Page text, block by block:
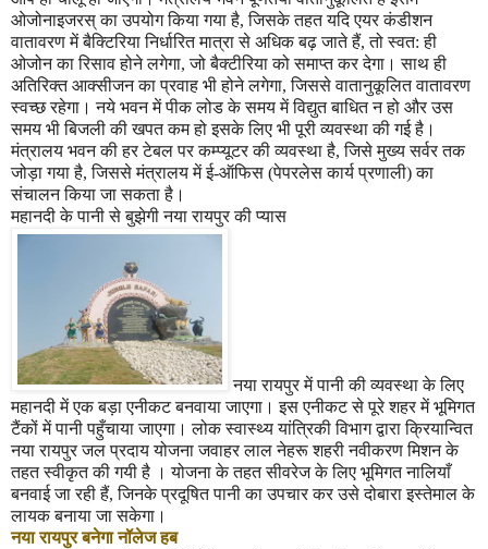
ओजोनाइजरस् का उपयोग किया गया है,जिसके तहत यदि एयर कंडीशन
वातावरण में बैक्टिरिया निर्धारित मात्रा से अधिक बढ़ जाते हैं,तो स्वत: ही
ओजोन का रिसाव होने लगेगा,जो बैक्टीरिया को समाप्त कर देगा। साथ ही
अतिरिक्त आक्सीजन का प्रवाह भी होने लगेगा,जिससे वातानुकूलित वातावरण
स्वच्छ रहेगा। नये भवन में पीक लोड के समय में विद्युत बाधित न हो और उस
समय भी बिजली की खपत कम हो इसके लिए भी पूरी व्यवस्था की गई है।
मंत्रालय भवन की हर टेबल पर कम्प्यूटर की व्यवस्था है,जिसे मुख्य सर्वर तक
जोड़ा गया है,जिससे मंत्रालय में ई-ऑफिस (पेपरलेस कार्य प्रणाली) का
संचालन किया जा सकता है।
महानदी के पानी से बुझेगी नया रायपुर की प्यास
नया रायपुर में पानी की व्यवस्था के लिए
महानदी में एक बड़ा एनीकट बनवाया जाएगा। इस एनीकट से पूरे शहर में भूमिगत
टैंकों में पानी पहुँचाया जाएगा। लोक स्वास्थ्य यांत्रिकी विभाग द्वारा क्रियान्वित
नया रायपुर जल प्रदाय योजना जवाहर लाल नेहरू शहरी नवीकरण मिशन के
तहत स्वीकृत की गयी है । योजना के तहत सीवरेज के लिए भूमिगत नालियाँ
बनवाई जा रही हैं,जिनके प्रदूषित पानी का उपचार कर उसे दोबारा इस्तेमाल के
लायक बनाया जा सकेगा।
नया रायपुर बनेगा नॉलेज हब